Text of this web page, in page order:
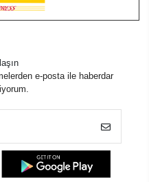
e-posta ile haberdar